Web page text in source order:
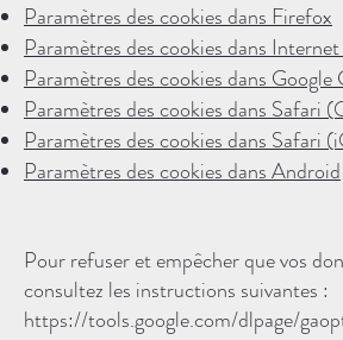
Paramètres des cookies dans Firefox
Paramètres des cookies dans
Paramètres des cookies dans Google
Paramètres des cookies dans Safari
Paramètres des cookies dans Safari
Paramètres des cookies dans Android
Pour refuser et empêcher que vos
consultez les instructions suivantes :
https://tools.google.com/dlpage/